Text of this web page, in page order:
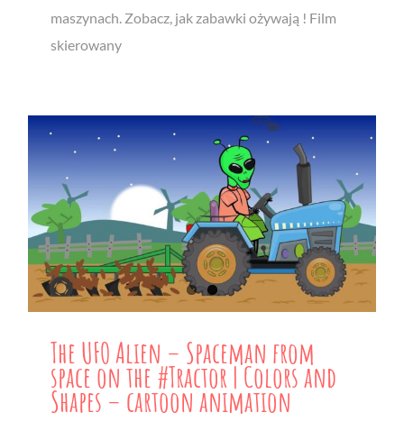
maszynach. Zobacz, jak zabawki ożywają ! Film
skierowany
The UFO Alien – Spaceman from
space on the #Tractor | Colors and
Shapes – cartoon animation